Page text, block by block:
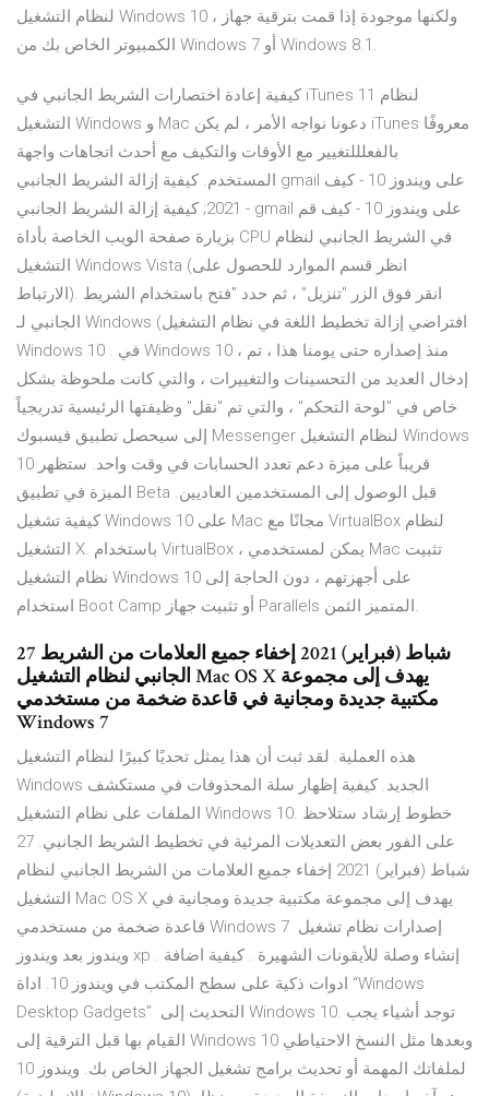
لنظام التشغيل Windows 10 ، ولكنها موجودة إذا قمت بترقية جهاز
الكمبيوتر الخاص بك من Windows 7 أو Windows 8.1.
كيفية إعادة اختصارات الشريط الجانبي في iTunes 11 لنظام
التشغيل Windows و Mac دعونا نواجه الأمر ، لم يكن iTunes معروفًا
بالفعلللتغيير مع الأوقات والتكيف مع أحدث اتجاهات واجهة
المستخدم. كيفية إزالة الشريط الجانبي gmail على ويندوز 10 - كيف
- 2021; كيفية إزالة الشريط الجانبي gmail على ويندوز 10 - كيف قم
بزيارة صفحة الويب الخاصة بأداة CPU في الشريط الجانبي لنظام
التشغيل Windows Vista (انظر قسم الموارد للحصول على
الارتباط). انقر فوق الزر "تنزيل" ، ثم حدد "فتح باستخدام الشريط
الجانبي لـ Windows (افتراضي إزالة تخطيط اللغة في نظام التشغيل
Windows 10 . في Windows 10 ، منذ إصداره حتى يومنا هذا ، تم
إدخال العديد من التحسينات والتغييرات ، والتي كانت ملحوظة بشكل
خاص في "لوحة التحكم" ، والتي تم "نقل" وظيفتها الرئيسية تدريجياً
إلى سيحصل تطبيق فيسبوك Messenger لنظام التشغيل Windows
10 قريباً على ميزة دعم تعدد الحسابات في وقت واحد. ستظهر
الميزة في تطبيق Beta قبل الوصول إلى المستخدمين العاديين.
كيفية تشغيل Windows 10 على Mac مجانًا مع VirtualBox لنظام
التشغيل X. باستخدام VirtualBox ، يمكن لمستخدمي Mac تثبيت
نظام التشغيل Windows 10 على أجهزتهم ، دون الحاجة إلى
استخدام Boot Camp أو تثبيت جهاز Parallels المتميز الثمن.
27 شباط (فبراير) 2021 إخفاء جميع العلامات من الشريط
الجانبي لنظام التشغيل Mac OS X يهدف إلى مجموعة
مكتبية جديدة ومجانية في قاعدة ضخمة من مستخدمي
Windows 7
هذه العملية. لقد ثبت أن هذا يمثل تحديًا كبيرًا لنظام التشغيل
Windows الجديد. كيفية إظهار سلة المحذوفات في مستكشف
الملفات على نظام التشغيل Windows 10. خطوط إرشاد ستلاحظ
على الفور بعض التعديلات المرئية في تخطيط الشريط الجانبي. 27
شباط (فبراير) 2021 إخفاء جميع العلامات من الشريط الجانبي لنظام
التشغيل Mac OS X يهدف إلى مجموعة مكتبية جديدة ومجانية في
قاعدة ضخمة من مستخدمي Windows 7 إصدارات نظام تشغيل
ويندوز بعد ويندوز xp . إنشاء وصلة للأيقونات الشهيرة . كيفية اضافة
ادوات ذكية على سطح المكتب في ويندوز 10. اداة “Windows
Desktop Gadgets” التحديث إلى Windows 10. توجد أشياء يجب
القيام بها قبل الترقية إلى Windows 10 وبعدها مثل النسخ الاحتياطي
لملفاتك المهمة أو تحديث برامج تشغيل الجهاز الخاص بك. ويندوز 10